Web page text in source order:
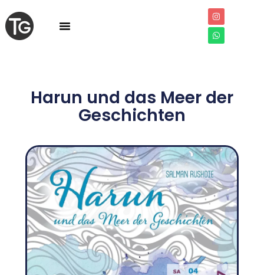
Harun und das Meer der
Geschichten